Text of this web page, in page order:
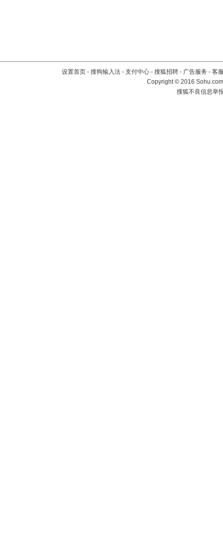
设置首页 - 搜狗输入法 - 支付中心 - 搜狐招聘 - 广告服务 - 客
Copyright©2016
搜狐不良信息举